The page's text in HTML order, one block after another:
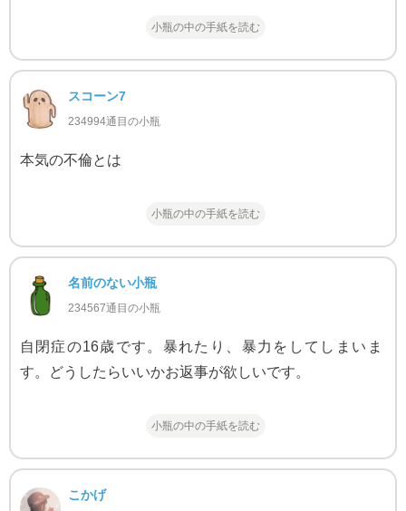
小瓶の中の手紙を読む
スコーン7
234994通目の小瓶
本気の不倫とは
小瓶の中の手紙を読む
名前のない小瓶
234567通目の小瓶
自閉症の16歳です。暴れたり、暴力をしてしまいま
す。どうしたらいいかお返事が欲しいです。
小瓶の中の手紙を読む
こかげ